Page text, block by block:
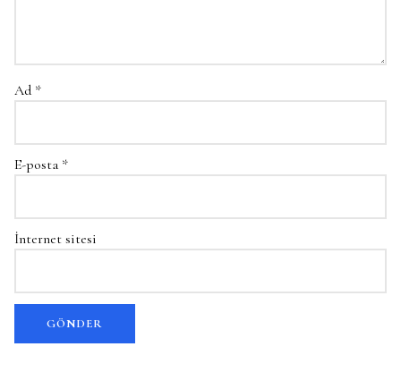
Ad *
E-posta *
İnternet sitesi